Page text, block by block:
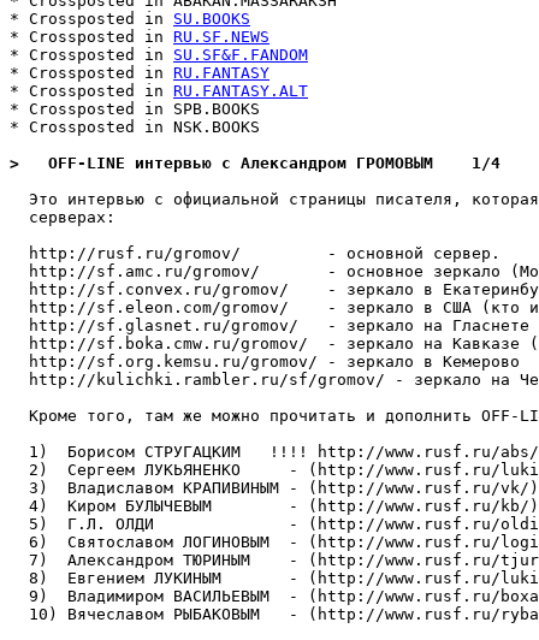
* Crossposted in SU.BOOKS
* Crossposted in RU.SF.NEWS
* Crossposted in SU.SF&F.FANDOM
* Crossposted in RU.FANTASY
* Crossposted in RU.FANTASY.ALT
* Crossposted in SPB.BOOKS
* Crossposted in NSK.BOOKS
>   OFF-LINE интервью с Александром ГРОМОВЫМ    1/4
Это интервью с официальной страницы писателя,
  сеpвеpах:
  http://rusf.ru/gromov/         - основной сеpвеp.
http://sf.amc.ru/gromov/       - основное зеркало
http://sf.convex.ru/gromov/    - зеркало в
http://sf.eleon.com/gromov/    - зеркало в США (кто
http://sf.glasnet.ru/gromov/   - зеркало на Гласнете
http://sf.boka.cmw.ru/gromov/  - зеркало на Кавказе
  http://sf.org.kemsu.ru/gromov/ - зеркало в Кемерово
http://kulichki.rambler.ru/sf/gromov/ - зеркало на
Кроме того, там же можно прочитать и дополнить OFF-
  1)  Борисом СТРУГАЦКИМ   !!!! http://www.rusf.ru/abs/
2)  Сергеем ЛУКЬЯНЕНКО     - (http://www.rusf.ru/
  3)  Владиславом КРАПИВИНЫМ - (http://www.rusf.ru/vk/)
  4)  Киром БУЛЫЧЕВЫМ        - (http://www.rusf.ru/kb/)
5)  Г.Л. ОЛДИ              - (http://www.rusf.ru/
6)  Святославом ЛОГИНОВЫМ  - (http://www.rusf.ru/
7)  Александром ТЮРИНЫМ    - (http://www.rusf.ru/
8)  Евгением ЛУКИНЫМ       - (http://www.rusf.ru/
9)  Владимиром ВАСИЛЬЕВЫМ  - (http://www.rusf.ru/
10) Вячеславом РЫБАКОВЫМ   - (http://www.rusf.ru/